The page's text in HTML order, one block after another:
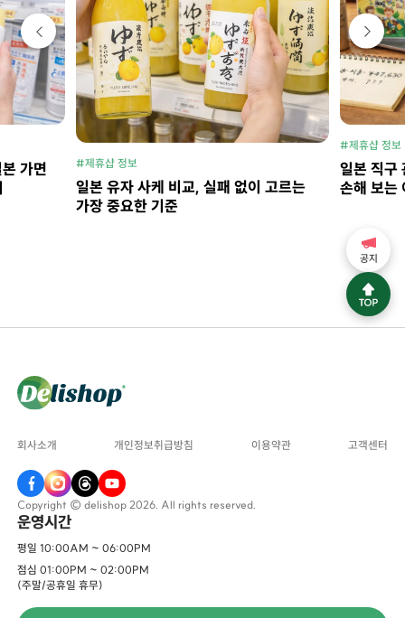
가면
#제휴샵 정보
일본 유자 사케 비교, 실패 없이 고르는
가장 중요한 기준
#제휴샵 정보
일본 직구
손해 보는
회사소개 개인정보취급방침 이용약관 고객센터
Copyright © delishop 2026. All rights reserved.
운영시간
평일 10:00AM ~ 06:00PM
점심 01:00PM ~ 02:00PM
(주말/공휴일 휴무)
공지